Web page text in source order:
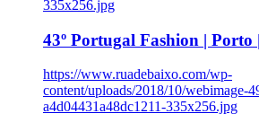
335x256.jpg
43º Portugal Fashion | Porto
https://www.ruadebaixo.com/wp-
content/uploads/2018/10/webimage-
a4d04431a48dc1211-335x256.jpg